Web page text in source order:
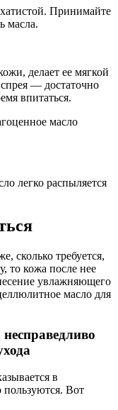
Принимайте
масла.
делает ее мягкой
— достаточно
впитаться.
масло
легко распыляется
сколько требуется,
то кожа после нее
увлажняющего
масло для
в
Вот